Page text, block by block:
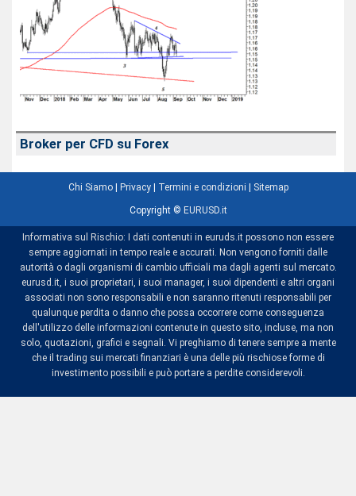
Broker per CFD su Forex
Chi Siamo| Privacy| Termini e condizioni Sitemap
Copyright © EURUSD.it
Informativa sul Rischio: I dati contenuti in euruds.it possono non essere
sempre aggiornati in tempo reale e accurati. Non vengono forniti dalle
autorità o dagli organismi di cambio ufficiali ma dagli agenti sul mercato.
eurusd.it, i suoi proprietari, i suoi manager, i suoi dipendenti e altri organi
associati non sono responsabili e non saranno ritenuti responsabili per
qualunque perdita o danno che possa occorrere come conseguenza
dell'utilizzo delle informazioni contenute in questo sito, incluse, ma non
solo, quotazioni, grafici e segnali. Vi preghiamo di tenere sempre a mente
che il trading sui mercati finanziari è una delle più rischiose forme di
investimento possibili e può portare a perdite considerevoli.